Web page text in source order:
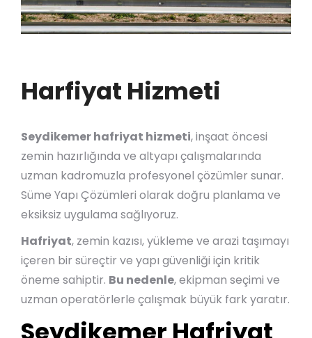
Harfiyat Hizmeti
Seydikemer hafriyat hizmeti, inşaat öncesi
zemin hazırlığında ve altyapı çalışmalarında
uzman kadromuzla profesyonel çözümler sunar.
Süme Yapı Çözümleri olarak doğru planlama ve
eksiksiz uygulama sağlıyoruz.
Hafriyat, zemin kazısı, yükleme ve arazi taşımayı
içeren bir süreçtir ve yapı güvenliği için kritik
öneme sahiptir. Bu nedenle, ekipman seçimi ve
uzman operatörlerle çalışmak büyük fark yaratır.